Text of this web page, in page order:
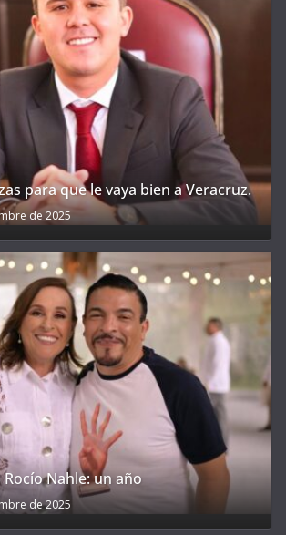
para que le vaya bien a Veracruz.
de 2025
Nahle: un año
de 2025